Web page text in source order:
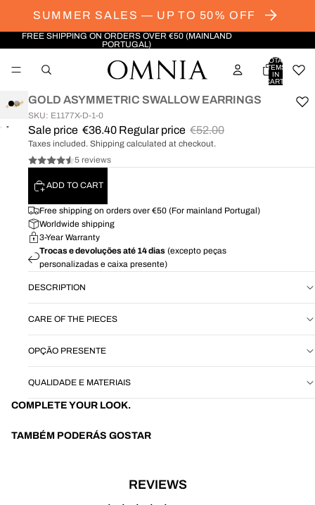
SUMMER SALES — UP TO 50% OFF
FREE SHIPPING ON ORDERS OVER €50 (MAINLAND
PORTUGAL)
TOTAL
ITEMS
IN
CART:
SCREEN
OPEN
IMAGE
SCREEN
GOLD ASYMMETRIC SWALLOW EARRINGS
SKU: E1177X-D-1-0
Sale price €36.40 Regular price €52.00
Taxes included. Shipping calculated at checkout.
5 reviews
ADD TO CART
Free shipping on orders over €50 (For mainland Portugal)
Worldwide shipping
3-Year Warranty
Trocas e devoluções até 14 dias (excepto peças
personalizadas e caixa presente)
DESCRIPTION
CARE OF THE PIECES
OPÇÃO PRESENTE
QUALIDADE E MATERIAIS
COMPLETE YOUR LOOK.
TAMBÉM PODERÁS GOSTAR
REVIEWS